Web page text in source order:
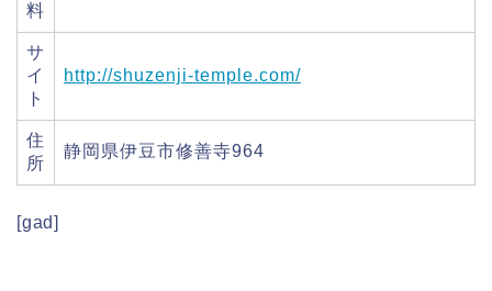
料
サ
イ
ト
http://shuzenji-temple.com/
住
所
静岡県伊豆市修善寺964
[gad]